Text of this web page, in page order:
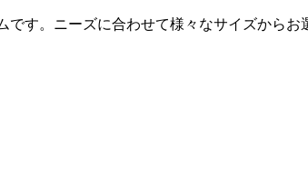
す。ニーズに合わせて様々なサイズからお